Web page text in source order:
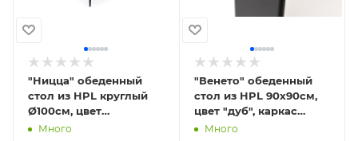
"Ницца" обеденный
стол из HPL круглый
Ø100см, цвет
"молочный"
Много
"Венето" обеденный
стол из HPL 90х90см,
цвет "дуб", каркас
черный
Много